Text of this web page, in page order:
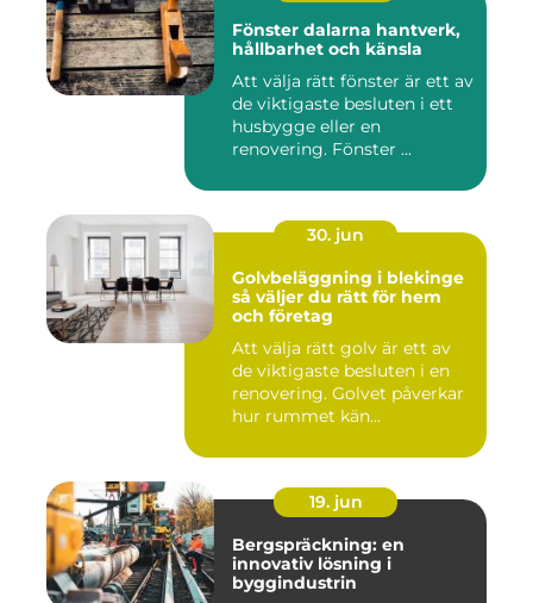
Fönster dalarna hantverk,
hållbarhet och känsla
Att välja rätt fönster är ett av
de viktigaste besluten i ett
husbygge eller en
renovering. Fönster ...
30. jun
Golvbeläggning i blekinge
så väljer du rätt för hem
och företag
Att välja rätt golv är ett av
de viktigaste besluten i en
renovering. Golvet påverkar
hur rummet kän...
19. jun
Bergspräckning: en
innovativ lösning i
byggindustrin